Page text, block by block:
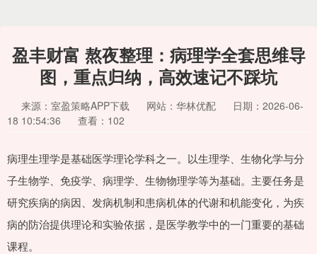
盈丰财富 熬夜整理：病理学全套思维导
图，重点归纳，高效速记不踩坑
来源：室盈策略APP下载 网站：华林优配
日期：2026-06-
18 10:54:36
查看：102
病理生理学是基础医学理论学科之一。以生理学、生物化学与分
子生物学、免疫学、病理学、生物物理学等为基础。主要任务是
研究疾病的病因、发病机制和患病机体的代谢和机能变化，为疾
病的防治提供理论和实验依据，是医学教学中的一门重要的基础
课程。